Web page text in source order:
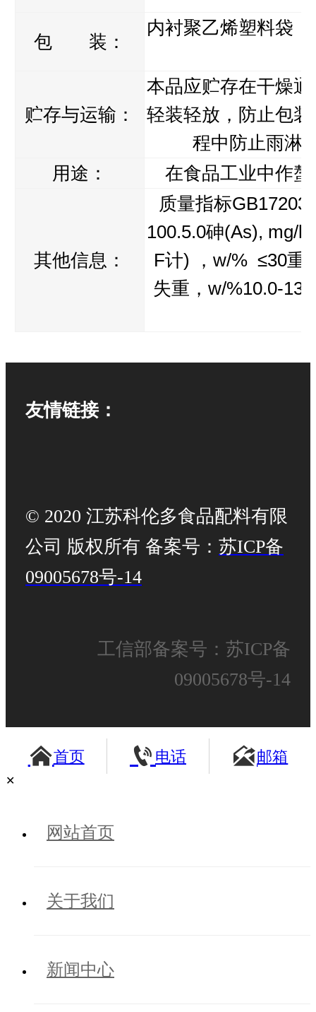
包 装：
内衬聚乙烯塑料袋
贮存与运输：
本品应贮存在干燥
轻装轻放，防止包
程中防止雨淋
用途：
在食品工业中作
其他信息：
质量指标
100.5.0砷(As), mg/
F计) ，w/% ≤30重
失重，w/%10.0-
友情链接：
© 2020 江苏科伦多食品配料有限
公司 版权所有 备案号： 苏ICP备
09005678号-14
工信部备案号：苏ICP备
09005678号-14
首页  电话 邮箱
✕
网站首页
关于我们
新闻中心